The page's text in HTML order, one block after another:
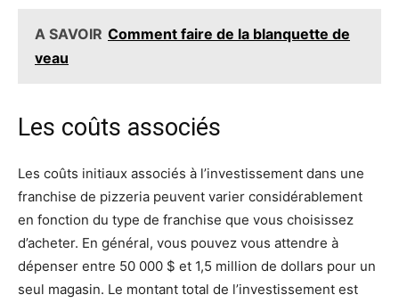
A SAVOIR Comment faire de la blanquette de
veau
Les coûts associés
Les coûts initiaux associés à l’investissement dans une
franchise de pizzeria peuvent varier considérablement
en fonction du type de franchise que vous choisissez
d’acheter. En général, vous pouvez vous attendre à
dépenser entre 50 000 $ et 1,5 million de dollars pour un
seul magasin. Le montant total de l’investissement est